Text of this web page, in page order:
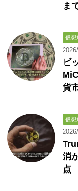
ま
仮想
ビ
貨
仮想
消
点